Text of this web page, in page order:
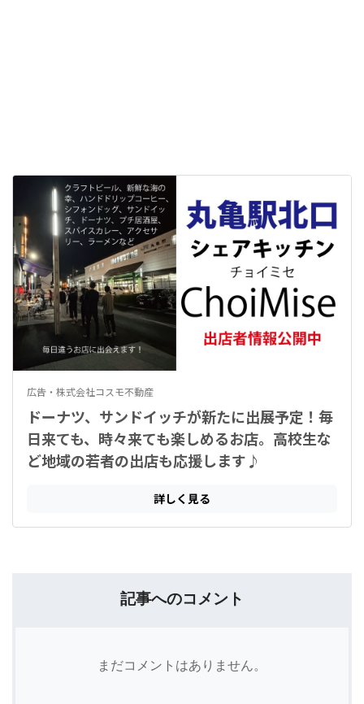
記事へのコメント
まだコメントはありません。